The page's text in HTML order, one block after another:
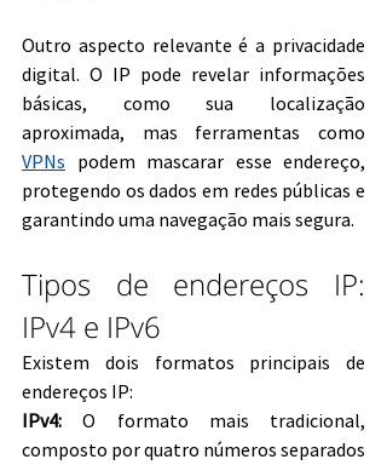
Outro aspecto relevante é a privacidade
digital. O IP pode revelar informações
básicas, como sua localização
VPNs podem mascarar esse endereço,
protegendo os dados em redes públicas e
garantindo uma navegação mais segura.
Tipos de endereços IP:
IPv4 e IPv6
Existem dois formatos principais de
endereços IP:
IPv4: O formato mais tradicional,
composto por quatro números separados